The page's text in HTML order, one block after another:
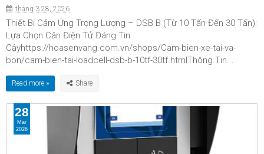
tháng 3 28, 2026
Thiết Bị Cảm Ứng Trọng Lượng – DSB B (Từ 10 Tấn Đến 30 Tấn):
Lựa Chọn Cân Điện Tử Đáng Tin
Cậyhttps://hoasenvang.com.vn/shops/Cam-bien-xe-tai-va-
bon/cam-bien-tai-loadcell-dsb-b-10tf-30tf.htmlThông Tin...
Read more »
28
Mar
2026